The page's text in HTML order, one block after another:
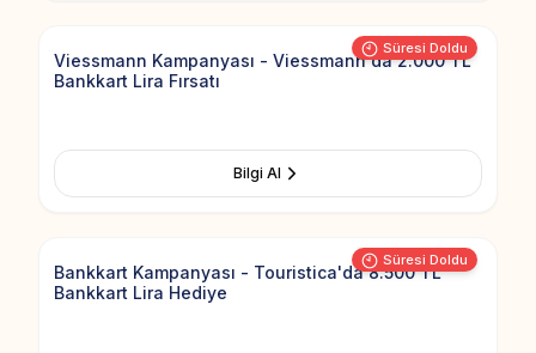
Süresi Doldu
Viessmann Kampanyası - Viessmann'da 2.000 TL
Bankkart Lira Fırsatı
Bilgi Al
Süresi Doldu
Add to
Bankkart Kampanyası - Touristica'da 8.500 TL
Bankkart Lira Hediye